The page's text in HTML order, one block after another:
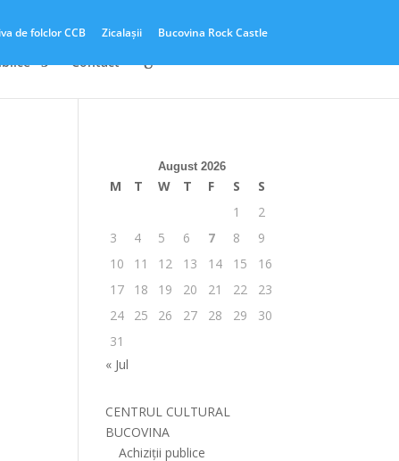
de folclor CCB Zicalașii
Bucovina Rock Castle
Contact
August 2026
M T W T F S
S
1
2
3
4 5 6 7 8
9
10
11 12 13 14 15
16
17
18 19 20 21 22
23
24
25 26 27 28 29
30
31
« Jul
CENTRUL CULTURAL
BUCOVINA
Achiziții publice